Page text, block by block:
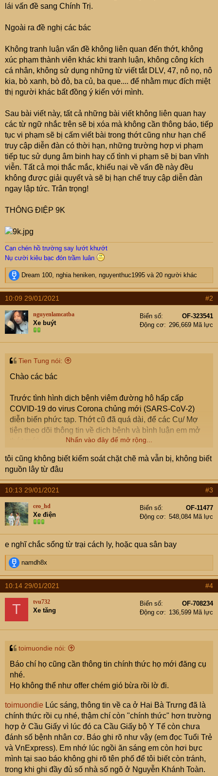
lái vấn đề sang Chính Trị.
Ngoài ra đề nghị các bác
Không tranh luận vấn đề không liên quan đến thớt, không
xúc phạm thành viên khác khi tranh luận, không công kích
cá nhân, không sử dụng những từ viết tắt DLV, 47, nô nọ, nô
kia, bò xanh, bò đỏ, ba củ, ba que.... để nhằm mục đích miệt
thị người khác bất đồng ý kiến với mình.
Sau bài viết này, tất cả những bài viết không liên quan hay
các từ ngữ nhắc trên sẽ bị xóa mà không cần thông báo, tiếp
tục vi phạm sẽ bị cấm viết bài trong thớt cũng như hạn chế
truy cập diễn đàn có thời hạn, những trường hợp vi phạm
tiếp tục sử dụng âm binh hay cố tình vi phạm sẽ bị ban vĩnh
viễn. Tất cả mọi thắc mắc, khiếu nại về vấn đề này đều
không được giải quyết và sẽ bị hạn chế truy cập diễn đàn
ngay lập tức. Trân trọng!
THÔNG ĐIỆP 9K
Cạn chén hồ trường say lướt khướt
Nụ cười kiêu bạc đón trầm luân
R
e
a
c
t
i
o
n
s
Dream 100 nghia heniken nguyenthuc1995 và 20 người khác
10:09 29/01/2021 #2
nguyenlamcatba
Xe buýt
Biển số
OF-323541
Động cơ
296,669 Mã lực
Tien Tung nói:
Chào các bác
Trước tình hình dịch bệnh viêm đường hô hấp cấp
COVID-19 do virus Corona chủng mới (SARS-CoV-2)
diễn biến phức tạp. Thớt cũ đã quá dài, để các Cụ/ Mợ
tiện theo dõi thông tin về dịch bệnh và bình luận em mở
Đề nghị các bác khi viết bài buộc phải tuân thủ nội quy,
quy định của diễn đàn cũng như tuân thủ thông báo của
diễn đàn về vấn đề dich bệnh COVID-19. Em xin cám ơn!
BĐH Thông Báo tất cả những bài viết lợi dụng diễn biến
phức tạp của dịch bệnh để đăng tải, phát tán lên diễn đàn
quan đến dịch bệnh tại Việt Nam. Cũng như đưa những
tin đồn nhảm, nghe nói, hình như, thiếu căn cứ gây
hoang mang cho các thành viên, hay dẫn nguồn từ
những trang báo điện tử không chính thống, từ FB chưa
được kiểm chứng về COVID 19 và lái vấn đề sang Chính
Trị sẽ ngay lập tức bị Ban Nick từ có thời hạn đến vĩnh
viễn. Mọi khiếu nại, thắc mắc về vấn đề này đều không
được chấp nhận. Trân trọng!
Thông báo - Thông báo về đăng/ phát tin liên quan đến dịch bệnh viêm đường hô hấp cấp COVID - 19
Kính các bác. BĐH Thông Báo tất cả những bài viết lợi dụng diễn
biến phức tạp của dịch bệnh để đăng tải, phát tán lên diễn đàn các
thông tin không đúng sự thật, xuyên tạc tình hình liên quan đến
dịch bệnh tại Việt Nam. Cũng như đưa những tin đồn nhảm, nghe
www.otofun.net
Cập nhật thông báo 21h20 ngày 20/03/2020 của BĐH
Kính các bác.
Nhấn vào đây để mở rộng...
tôi cũng không biết kiểm soát chặt chẽ mà vẫn bị, không biết
nguồn lây từ đâu
10:13 29/01/2021 #3
ceo_hd
Xe điện
Biển số
OF-11477
Động cơ
548,084 Mã lực
e nghĩ chắc sổng từ trại cách ly, hoặc qua sân bay
R
e
a
c
t
n
s
namdh8x
10:14 29/01/2021 #4
T tvu732
Xe tăng
Biển số
OF-708234
Động cơ
136,599 Mã lực
toimuondie nói:
Báo chí họ cũng cần thông tin chính thức họ mới đăng cụ
nhé.
Họ không thể như offer chém gió bừa rồi lờ đi.
toimuondie Lúc sáng, thông tin về ca ở Hai Bà Trưng đã là
chính thức rồi cụ nhé, thậm chí còn "chính thức" hơn trường
hợp ở Cầu Giấy vì lúc đó ca Cầu Giấy bộ Y Tế còn chưa
đánh số bệnh nhân cơ. Báo ghi rõ như vậy (em đọc Tuổi Trẻ
và VnExpress). Em nhớ lúc ngồi ăn sáng em còn hơi bực
mình tại sao báo không ghi rõ tên phố để tôi biết còn tránh,
trong khi ghi đầy đủ số nhà số ngõ ở Nguyễn Khánh Toàn.